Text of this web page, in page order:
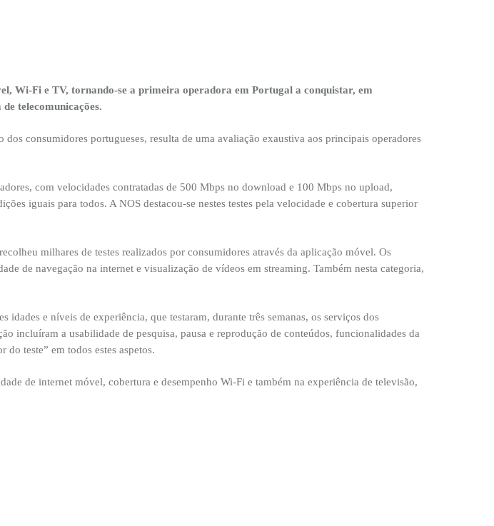
Wi-Fi e TV, tornando-se a primeira operadora em Portugal a conquistar, em
telecomunicações.
consumidores portugueses, resulta de uma avaliação exaustiva aos principais operadores
com velocidades contratadas de 500 Mbps no download e 100 Mbps no upload,
iguais para todos. A NOS destacou-se nestes testes pela velocidade e cobertura superior
milhares de testes realizados por consumidores através da aplicação móvel. Os
de navegação na internet e visualização de vídeos em streaming. Também nesta categoria,
e níveis de experiência, que testaram, durante três semanas, os serviços dos
incluíram a usabilidade de pesquisa, pausa e reprodução de conteúdos, funcionalidades da
teste” em todos estes aspetos.
de internet móvel, cobertura e desempenho Wi-Fi e também na experiência de televisão,